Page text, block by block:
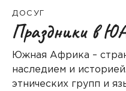
ДОСУГ
Праздники в
Южная Африка –
наследием и
этнических групп и